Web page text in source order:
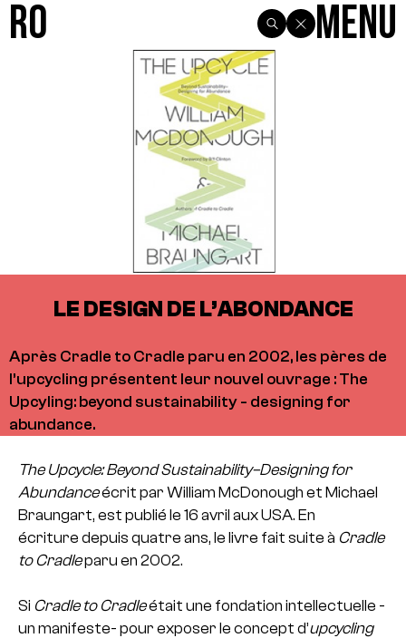
R0 Menu
LE DESIGN DE L’ABONDANCE
Après Cradle to Cradle paru en 2002, les pères de
l’upcycling présentent leur nouvel ouvrage : The
Upcyling: beyond sustainability - designing for
abundance.
The Upcycle: Beyond Sustainability–Designing for
Abundanceécrit par William McDonough et Michael
Braungart, est publié le 16 avril aux USA. En
écriture depuis quatre ans, le livre fait suite à Cradle
to Cradleparu en 2002.
Si Cradle to Cradleétait une fondation intellectuelle -
un manifeste- pour exposer le concept d’upcycling